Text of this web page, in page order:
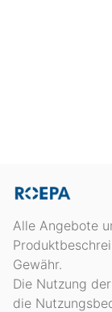
Alle Angebote
Gewähr.
Die Nutzung
die